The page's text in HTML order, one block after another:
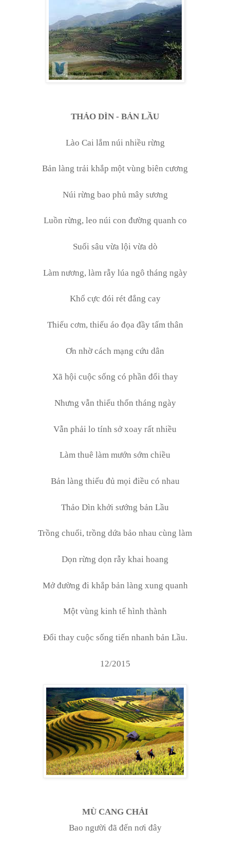
THẢO DÌN - BẢN LẦU
Lào Cai lắm núi nhiều rừng
Bản làng trải khắp một vùng biên cương
Núi rừng bao phủ mây sương
Luồn rừng, leo núi con đường quanh co
Suối sâu vừa lội vừa dò
Làm nương, làm rẫy lúa ngô tháng ngày
Khổ cực đói rét đắng cay
Thiếu cơm, thiếu áo đọa đầy tấm thân
Ơn nhờ cách mạng cứu dân
Xã hội cuộc sống có phần đổi thay
Nhưng vẫn thiếu thốn tháng ngày
Vẫn phải lo tính sở xoay rất nhiều
Làm thuê làm mướn sớm chiều
Bản làng thiếu đủ mọi điều có nhau
Thảo Dìn khởi sướng bản Lầu
Trồng chuối, trồng dứa bảo nhau cùng làm
Dọn rừng dọn rẫy khai hoang
Mở đường đi khắp bản làng xung quanh
Một vùng kinh tế hình thành
Đổi thay cuộc sống tiến nhanh bản Lầu.
12/2015
MÙ CANG CHẢI
Bao người đã đến nơi đây